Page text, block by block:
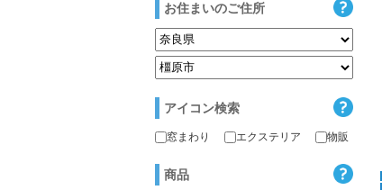
お住まいのご住所
アイコン検索
窓まわり エクステリア 物販
商品